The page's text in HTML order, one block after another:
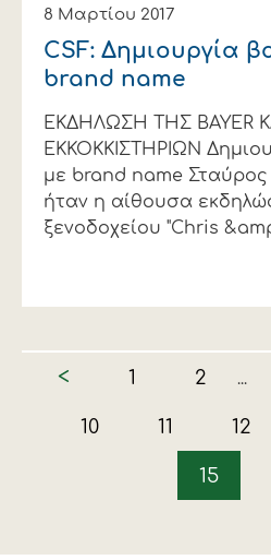
8 Μαρτίου 2017
CSF: Δημιουργία
brand name
ΕΚΔΗΛΩΣΗ ΤΗΣ BAYER
ΕΚΚΟΚΚΙΣΤΗΡΙΩΝ
με brand name
ήταν η αίθουσα
ξενοδοχείου "Chris
< 1 2 ...
10 11 12
15